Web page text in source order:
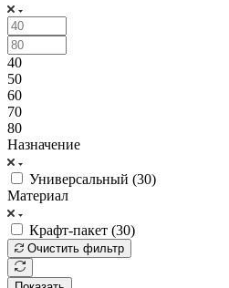
40
50
60
70
80
Назначение
Универсальный (30)
Материал
Крафт-пакет (30)
Очистить фильтр